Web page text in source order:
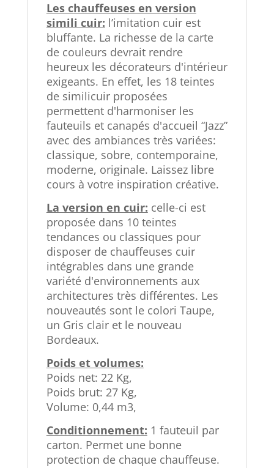
Les chauffeuses en version
simili cuir: l’imitation cuir est
bluffante. La richesse de la carte
de couleurs devrait rendre
heureux les décorateurs d'intérieur
exigeants. En effet, les 18 teintes
de similicuir proposées
permettent d'harmoniser les
fauteuils et canapés d'accueil “Jazz”
avec des ambiances très variées:
classique, sobre, contemporaine,
moderne, originale. Laissez libre
cours à votre inspiration créative.
La version en cuir: celle-ci est
proposée dans 10 teintes
tendances ou classiques pour
disposer de chauffeuses cuir
intégrables dans une grande
variété d'environnements aux
architectures très différentes. Les
nouveautés sont le colori Taupe,
un Gris clair et le nouveau
Bordeaux.
Poids et volumes:
Poids net: 22 Kg,
Poids brut: 27 Kg,
Volume: 0,44 m3,
Conditionnement: 1 fauteuil par
carton. Permet une bonne
protection de chaque chauffeuse.